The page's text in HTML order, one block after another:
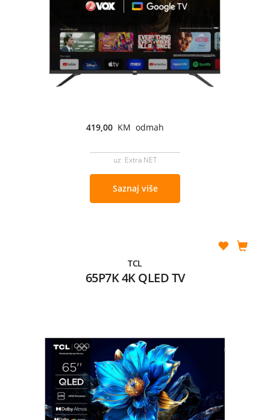
419,00 KM odmah
uz Extra NET
Saznaj više
TCL
65P7K 4K QLED TV